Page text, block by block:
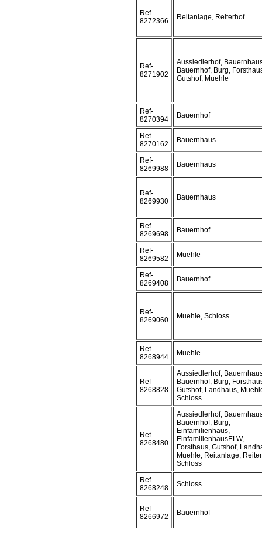
Ref-
8272366
Reitanlage, Reiterhof
Ref-
8271902
Aussiedlerhof,
Bauernhof, Burg,
Gutshof, Muehle
Ref-
8270394
Bauernhof
Ref-
8270162
Bauernhaus
Ref-
8269988
Bauernhaus
Ref-
8269930
Bauernhaus
Ref-
8269698
Bauernhof
Ref-
8269582
Muehle
Ref-
8269408
Bauernhof
Ref-
8269060
Muehle, Schloss
Ref-
8268944
Muehle
Ref-
8268828
Aussiedlerhof,
Bauernhof, Burg,
Gutshof, Landhaus,
Schloss
Ref-
8268480
Aussiedlerhof,
Bauernhof, Burg,
Einfamilienhaus,
EinfamilienhausELW,
Forsthaus, Gutshof,
Muehle, Reitanlage,
Schloss
Ref-
8268248
Schloss
Ref-
8266972
Bauernhof